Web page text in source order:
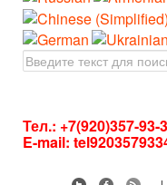
Тел.: +7(920)357-
E-mail: